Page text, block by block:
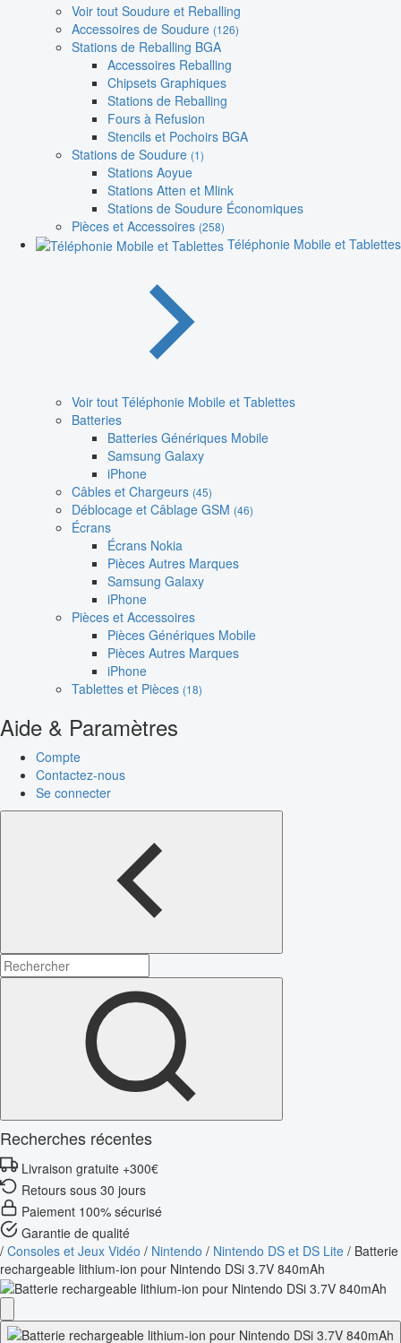
Voir tout Soudure et Reballing
Accessoires de Soudure (126)
Stations de Reballing BGA
Accessoires Reballing
Chipsets Graphiques
Stations de Reballing
Fours à Refusion
Stencils et Pochoirs BGA
Stations de Soudure (1)
Stations Aoyue
Stations Atten et Mlink
Stations de Soudure Économiques
Pièces et Accessoires (258)
Téléphonie Mobile et Tablettes
Voir tout Téléphonie Mobile et Tablettes
Batteries
Batteries Génériques Mobile
Samsung Galaxy
iPhone
Câbles et Chargeurs (45)
Déblocage et Câblage GSM (46)
Écrans
Écrans Nokia
Pièces Autres Marques
Samsung Galaxy
iPhone
Pièces et Accessoires
Pièces Génériques Mobile
Pièces Autres Marques
iPhone
Tablettes et Pièces (18)
Aide & Paramètres
Compte
Contactez-nous
Se connecter
Recherches récentes
Livraison gratuite +300€
Retours sous 30 jours
Paiement 100% sécurisé
Garantie de qualité
/ Consoles et Jeux Vidéo / Nintendo / Nintendo DS et DS Lite / Batterie
rechargeable lithium-ion pour Nintendo DSi 3.7V 840mAh